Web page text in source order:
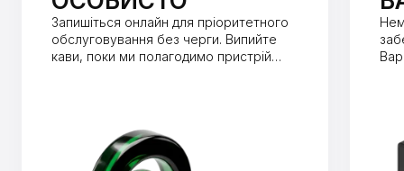
Запишіться онлайн для пріоритетного
обслуговування без черги. Випийте
кави, поки ми полагодимо пристрій